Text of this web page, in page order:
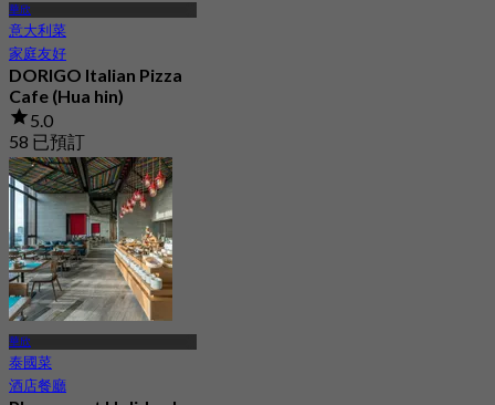
華欣
意大利菜
家庭友好
DORIGO Italian Pizza
Cafe (Hua hin)
5.0
58 已預訂
起฿ 562.5
華欣
泰國菜
酒店餐廳